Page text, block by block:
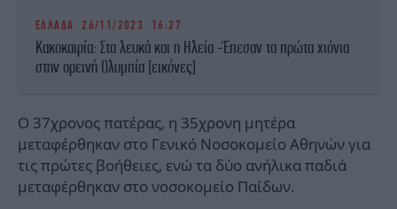
ΕΛΛΑΔΑ 26/11/2023 16:27
Κακοκαιρία: Στα λευκά και η Ηλεία -Έπεσαν τα πρώτα χιόνια
στην ορεινή Ολυμπία [εικόνες]
Ο 37χρονος πατέρας, η 35χρονη μητέρα
μεταφέρθηκαν στο Γενικό Νοσοκομείο Αθηνών για
τις πρώτες βοήθειες, ενώ τα δύο ανήλικα παδιά
μεταφέρθηκαν στο νοσοκομείο Παίδων.